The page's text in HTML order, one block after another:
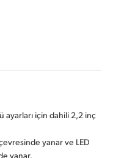
ayarları için dahili 2,2 inç
yanar ve LED
yanar.